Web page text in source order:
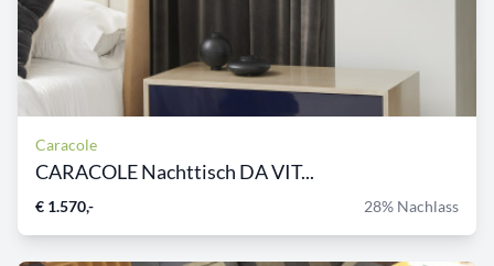
Caracole
CARACOLE Nachttisch DA VIT...
€ 1.570,- 28% Nachlass